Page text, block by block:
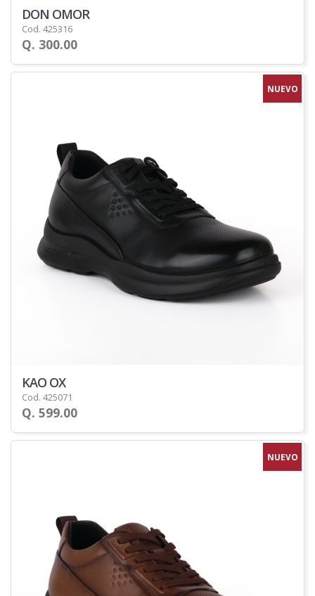
DON OMOR
Cod. 425316
Q. 300.00
NUEVO
KAO OX
Cod. 425071
Q. 599.00
NUEVO